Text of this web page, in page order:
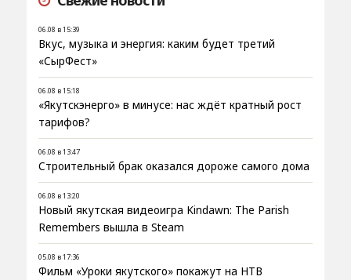
06.08 в 15:39
Вкус, музыка и энергия: каким будет третий
«СырФест»
06.08 в 15:18
«Якутскэнерго» в минусе: нас ждёт кратный рост
тарифов?
06.08 в 13:47
Строительный брак оказался дороже самого дома
06.08 в 13:20
Новый якутская видеоигра Kindawn: The Parish
Remembers вышла в Steam
05.08 в 17:36
Фильм «Уроки якутского» покажут на НТВ